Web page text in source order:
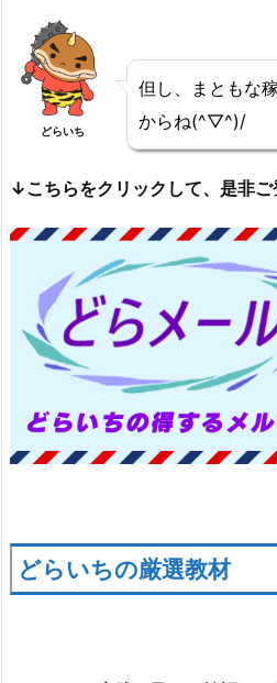
どらいち
但し、まともな
からね(^▽^)/
↓こちらをクリックして、是非
どらいちの厳選教材